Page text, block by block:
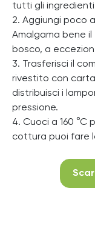
tutti gli
2. Aggiungi poco
Amalgama bene
bosco, a
3. Trasferisci il
rivestito con
distribuisci i
pressione.
4. Cuoci a 160 °C
cottura puoi fare